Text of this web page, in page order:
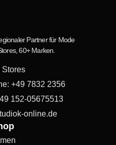
Partner für Mode
60+ Marken.
Stores
+49 7832 2356
152-05675513
online.de